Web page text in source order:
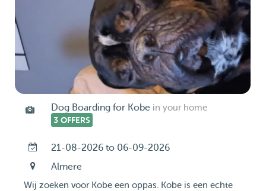
Dog Boarding for Kobe in your home
3 OFFERS
21-08-2026 to 06-09-2026
Almere
Wij zoeken voor Kobe een oppas. Kobe is een echte